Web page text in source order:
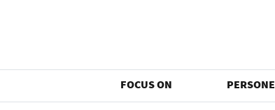
FOCUS ON PERSONE